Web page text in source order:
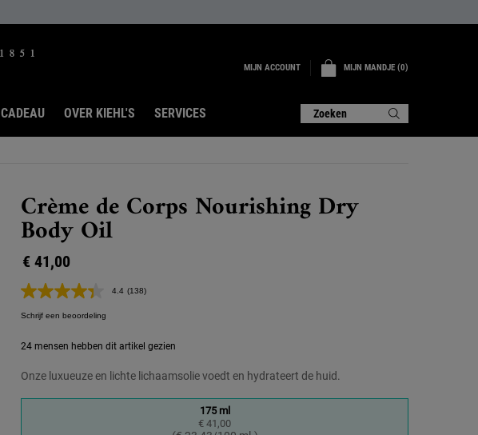
MIJN ACCOUNT MIJN MANDJE 0
0 PRODUCT
CADEAU OVER KIEHL'S SERVICES Zoeken
Crème de Corps Nourishing Dry
Body Oil
€ 41,00
4.4 Lees
paginalink.
(138)
Schrijf een beoordeling
24 mensen hebben dit artikel gezien
Onze luxueuze en lichte lichaamsolie voedt en hydrateert de huid.
Geselecteerd
175 ml
€ 41,00
, 1 of 1